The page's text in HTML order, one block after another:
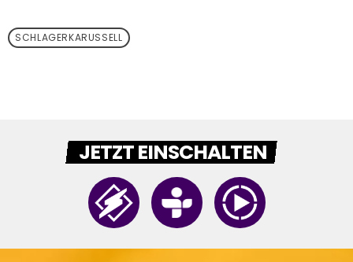
SCHLAGERKARUSSELL
JETZT EINSCHALTEN